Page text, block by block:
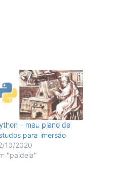
– meu plano de
para imersão
10/2020
"paideia"